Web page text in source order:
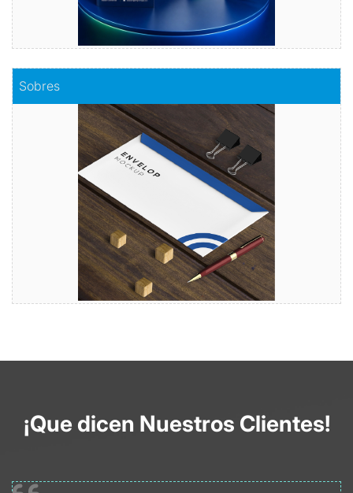
Sobres
Envuelve tu mensaje con sobres de calidad
Comprar
Comprar
¡Que dicen Nuestros Clientes!